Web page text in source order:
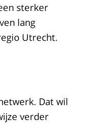
sterker
lang
Utrecht.
Dat wil
verder